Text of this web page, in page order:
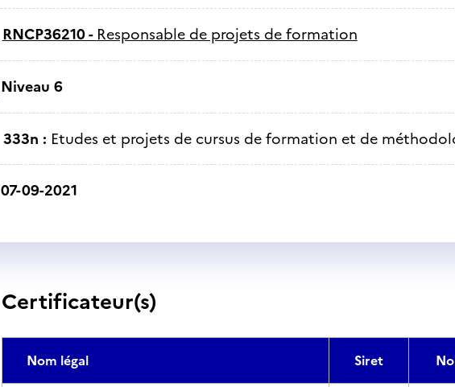
RNCP36210 - Responsable de projets de formation
Niveau 6
333n : Etudes et projets de cursus de formation et de
07-09-2021
Certificateur(s)
Nom légal Siret